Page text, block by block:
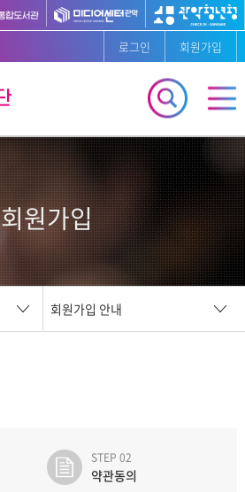
로그인 회원가입
회원가입
회원가입 안내
STEP 02
약관동의